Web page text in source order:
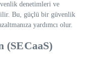
denetimleri ve
Bu, güçlü bir güvenlik
yardımcı olur.
(SECaaS)